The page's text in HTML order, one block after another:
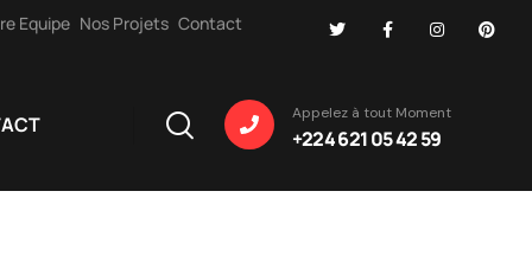
Equipe Nos Projets Contact
Appelez à tout Moment
+224 621 05 42 59